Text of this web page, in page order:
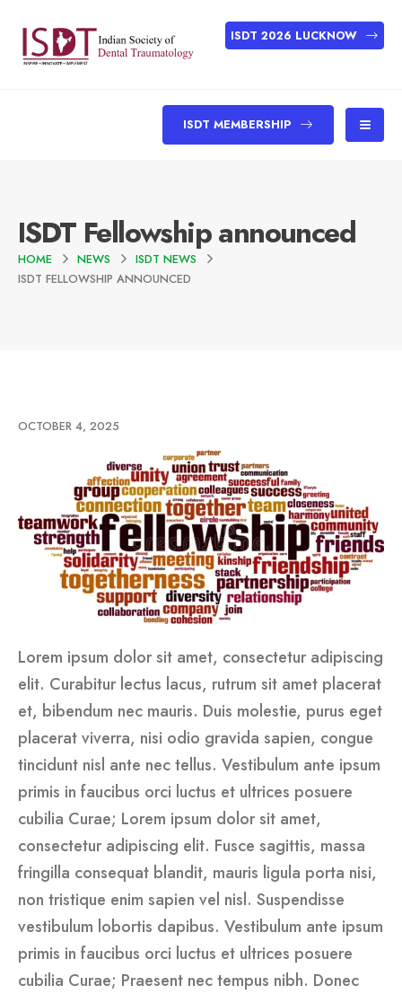
ISDT 2026 LUCKNOW
ISDT MEMBERSHIP
ISDT Fellowship announced
HOME NEWS
ISDT NEWS
ISDT FELLOWSHIP ANNOUNCED
OCTOBER 4, 2025
Lorem ipsum dolor sit amet, consectetur adipiscing
elit. Curabitur lectus lacus, rutrum sit amet placerat
et, bibendum nec mauris. Duis molestie, purus eget
placerat viverra, nisi odio gravida sapien, congue
tincidunt nisl ante nec tellus. Vestibulum ante ipsum
primis in faucibus orci luctus et ultrices posuere
cubilia Curae; Lorem ipsum dolor sit amet,
consectetur adipiscing elit. Fusce sagittis, massa
fringilla consequat blandit, mauris ligula porta nisi,
non tristique enim sapien vel nisl. Suspendisse
vestibulum lobortis dapibus. Vestibulum ante ipsum
primis in faucibus orci luctus et ultrices posuere
cubilia Curae; Praesent nec tempus nibh. Donec